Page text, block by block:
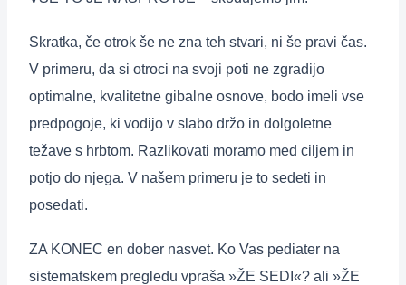
Skratka, če otrok še ne zna teh stvari, ni še pravi čas.
V primeru, da si otroci na svoji poti ne zgradijo
optimalne, kvalitetne gibalne osnove, bodo imeli vse
predpogoje, ki vodijo v slabo držo in dolgoletne
težave s hrbtom. Razlikovati moramo med ciljem in
potjo do njega. V našem primeru je to sedeti in
posedati.
ZA KONEC en dober nasvet. Ko Vas pediater na
sistematskem pregledu vpraša »ŽE SEDI«? ali »ŽE